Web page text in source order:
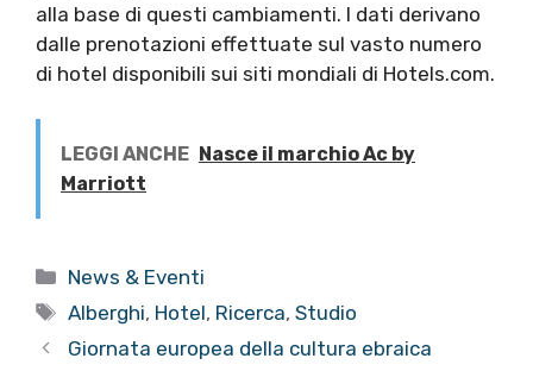
alla base di questi cambiamenti. I dati derivano
dalle prenotazioni effettuate sul vasto numero
di hotel disponibili sui siti mondiali di Hotels.com.
LEGGI ANCHE Nasce il marchio Ac by
Marriott
Categorie
News & Eventi
Tag
Alberghi, Hotel, Ricerca,Studio
Giornata europea della cultura ebraica